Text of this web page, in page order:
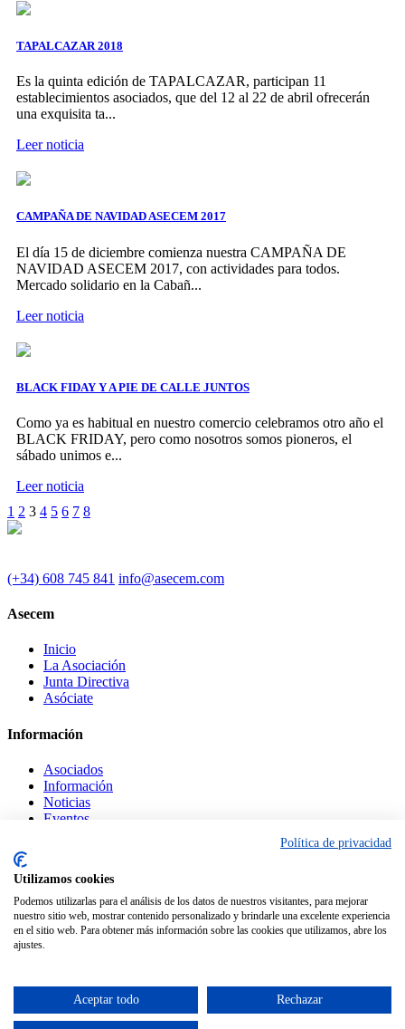
TAPALCAZAR 2018
Es la quinta edición de TAPALCAZAR, participan 11
establecimientos asociados, que del 12 al 22 de abril ofrecerán
una exquisita ta...
Leer noticia
CAMPAÑA DE NAVIDAD ASECEM 2017
El día 15 de diciembre comienza nuestra CAMPAÑA DE
NAVIDAD ASECEM 2017, con actividades para todos.
Mercado solidario en la Cabañ...
Leer noticia
BLACK FIDAY Y A PIE DE CALLE JUNTOS
Como ya es habitual en nuestro comercio celebramos otro año el
BLACK FRIDAY, pero como nosotros somos pioneros, el
sábado unimos e...
Leer noticia
1 2 3 4 5 6 7 8
(+34) 608 745 841 info@asecem.com
Asecem
Inicio
La Asociación
Junta Directiva
Asóciate
Información
Asociados
Información
Noticias
Eventos
Legal
Aviso Legal
Política Privacidad
Política Cookies
Desarrollada porCentro Tecnológico Alcázar
Facebook
Política de privacidad
Utilizamos cookies
Podemos utilizarlas para el análisis de los datos de nuestros visitantes, para mejorar
nuestro sitio web, mostrar contenido personalizado y brindarle una excelente experiencia
en el sitio web. Para obtener más información sobre las cookies que utilizamos, abre los
ajustes.
Aceptar todo Rechazar